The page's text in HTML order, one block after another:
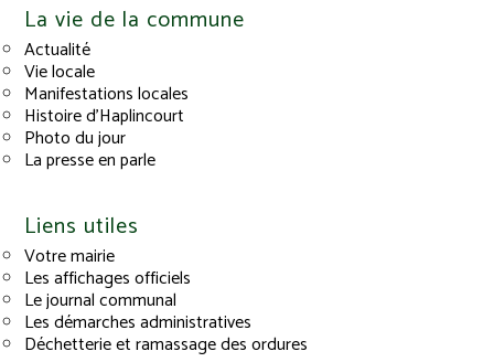
La vie de la commune
Actualité
Vie locale
Manifestations locales
Histoire d’Haplincourt
Photo du jour
La presse en parle
Liens utiles
Votre mairie
Les affichages officiels
Le journal communal
Les démarches administratives
Déchetterie et ramassage des ordures